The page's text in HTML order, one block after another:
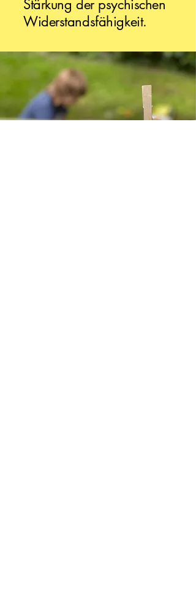
Stärkung der psychischen
Widerstandsfähigkeit.